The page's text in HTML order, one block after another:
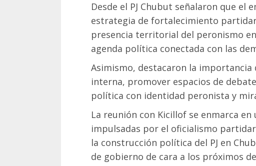
Desde el PJ Chubut señalaron que el
estrategia de fortalecimiento
presencia territorial del peronismo
agenda política conectada con las
Asimismo, destacaron la
interna, promover espacios de
política con identidad peronista y
La reunión con Kicillof se enmarca en
impulsadas por el oficialismo
la construcción política del PJ en
de gobierno de cara a los próximos